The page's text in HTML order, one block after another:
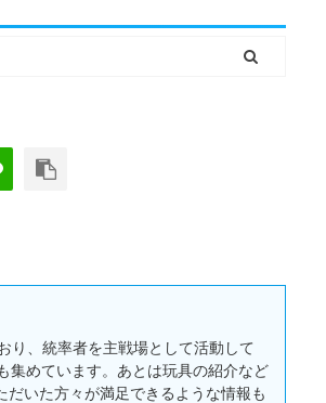
り、統率者を主戦場として活動して
集めています。あとは玩具の紹介など
いた方々が満足できるような情報も